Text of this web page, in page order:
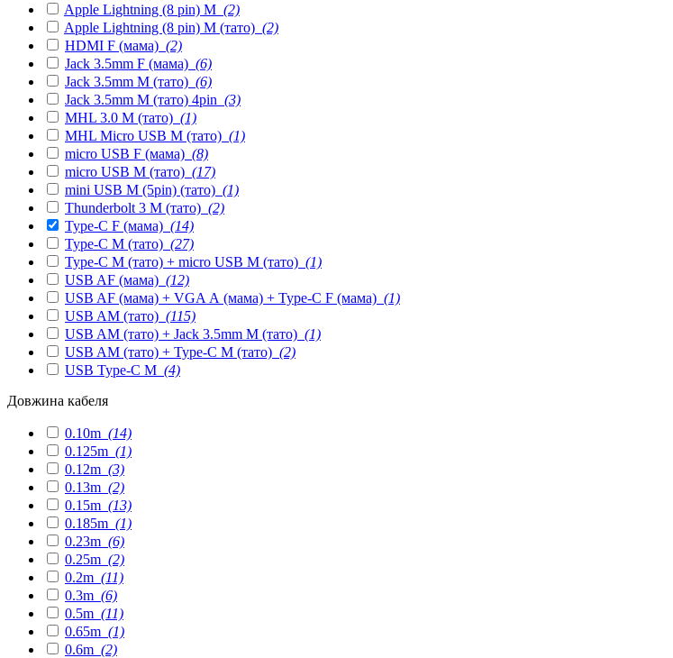
Apple Lightning (8 pin) M (2)
Apple Lightning (8 pin) M (тато) (2)
HDMI F (мама) (2)
Jack 3.5mm F (мама) (6)
Jack 3.5mm M (тато) (6)
Jack 3.5mm M (тато) 4pin (3)
MHL 3.0 M (тато) (1)
MHL Micro USB M (тато) (1)
micro USB F (мама) (8)
micro USB M (тато) (17)
mini USB M (5pin) (тато) (1)
Thunderbolt 3 M (тато) (2)
Type-C F (мама) (14)
Type-C M (тато) (27)
Type-C M (тато) + micro USB M (тато) (1)
USB AF (мама) (12)
USB AF (мама) + VGA А (мама) + Type-C F (мама) (1)
USB AM (тато) (115)
USB AM (тато) + Jack 3.5mm M (тато) (1)
USB AM (тато) + Type-C M (тато) (2)
USB Type-C M (4)
Довжина кабеля
0.10m (14)
0.125m (1)
0.12m (3)
0.13m (2)
0.15m (13)
0.185m (1)
0.23m (6)
0.25m (2)
0.2m (11)
0.3m (6)
0.5m (11)
0.65m (1)
0.6m (2)